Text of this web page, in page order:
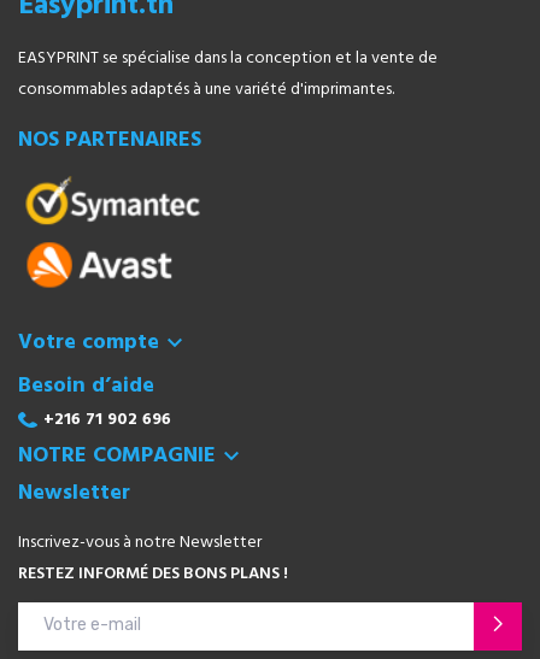
EASYPRINT se spécialise dans la conception et la vente de
consommables adaptés à une variété d'imprimantes.
NOS PARTENAIRES
Votre compte 
Besoin d’aide
+216 71 902 696
NOTRE COMPAGNIE 
Newsletter
Inscrivez-vous à notre Newsletter
RESTEZ INFORMÉ DES BONS PLANS !